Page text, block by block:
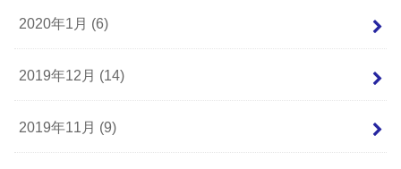
2020年1月 (6)
2019年12月 (14)
2019年11月 (9)